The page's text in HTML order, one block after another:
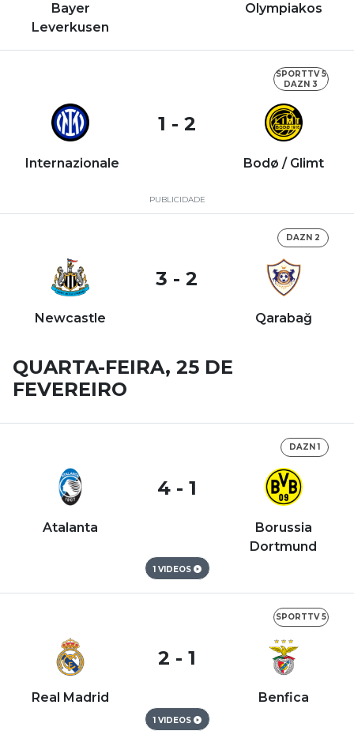
Bayer
Leverkusen
Olympiakos
SPORTTV 5
DAZN 3
Internazionale
1 - 2
Bodø / Glimt
PUBLICIDADE
DAZN 2
Newcastle
3 - 2
Qarabağ
QUARTA-FEIRA, 25 DE
FEVEREIRO
DAZN 1
Atalanta
4 - 1
Borussia
Dortmund
1 VIDEOS
SPORTTV 5
Real Madrid
2 - 1
Benfica
1 VIDEOS